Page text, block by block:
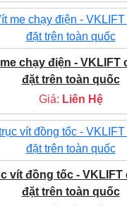
chạy điện - VKLIFT
đặt trên toàn quốc
Giá: Liên Hệ
vít đồng tốc - VKLIFT
đặt trên toàn quốc